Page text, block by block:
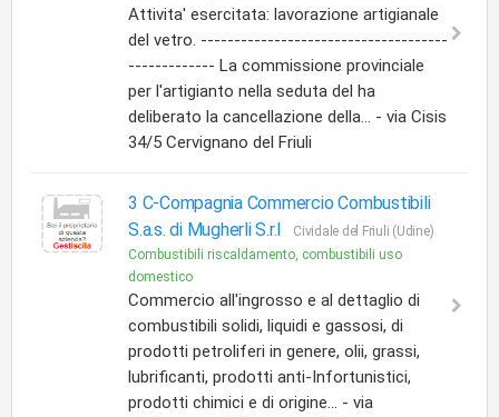
Attivita' esercitata: lavorazione artigianale
del vetro. -------------------------------------
------------- La commissione provinciale
per l'artigianto nella seduta del ha
deliberato la cancellazione della... - via Cisis
34/5 Cervignano del Friuli
3 C-Compagnia Commercio Combustibili
S.a.s. di Mugherli S.r.l
Cividale del Friuli (Udine)
Combustibili riscaldamento, combustibili uso
domestico
Commercio all'ingrosso e al dettaglio di
combustibili solidi, liquidi e gassosi, di
prodotti petroliferi in genere, olii, grassi,
lubrificanti, prodotti anti-Infortunistici,
prodotti chimici e di origine... - via